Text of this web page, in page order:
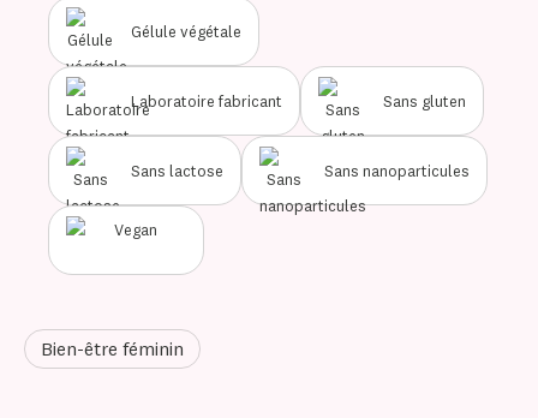
Gélule végétale
Laboratoire fabricant Sans gluten
Sans lactose Sans nanoparticules
Bien-être féminin